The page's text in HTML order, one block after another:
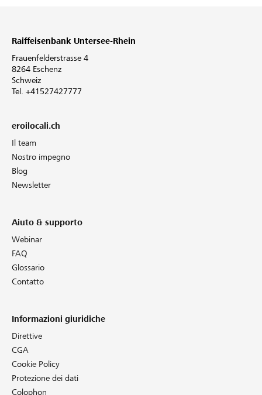
Raiffeisenbank Untersee-Rhein
Frauenfelderstrasse 4
8264 Eschenz
Schweiz
Tel. +41527427777
eroilocali.ch
Il team
Nostro impegno
Blog
Newsletter
Aiuto & supporto
Webinar
FAQ
Glossario
Contatto
Informazioni giuridiche
Direttive
CGA
Cookie Policy
Protezione dei dati
Colophon